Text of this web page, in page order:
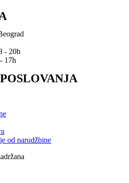
- 20h
17h
od narudžbine